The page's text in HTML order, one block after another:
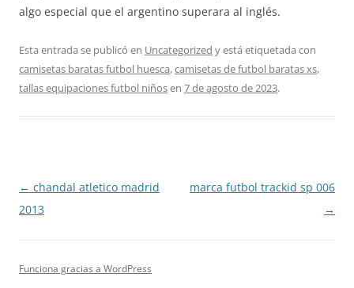
algo especial que el argentino superara al inglés.
Esta entrada se publicó en Uncategorized y está etiquetada con
camisetas baratas futbol huesca,camisetas de futbol baratas xs,
tallas equipaciones futbol niñosen 7 de agosto de 2023.
Navegación
de
← chandal atletico madrid
2013
marca futbol trackid sp 006
→
Funciona gracias a WordPress